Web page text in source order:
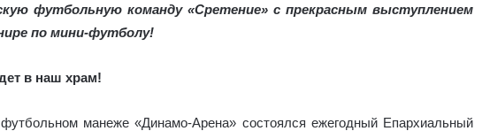
футбольную команду «Сретение» с прекрасным выступлением
по мини-футболу!
в наш храм!
манеже «Динамо-Арена» состоялся ежегодный Епархиальный